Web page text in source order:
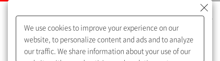
We use cookies to improve your experience on our
website, to personalize content and ads and to analyze
our traffic. We share information about your use of our